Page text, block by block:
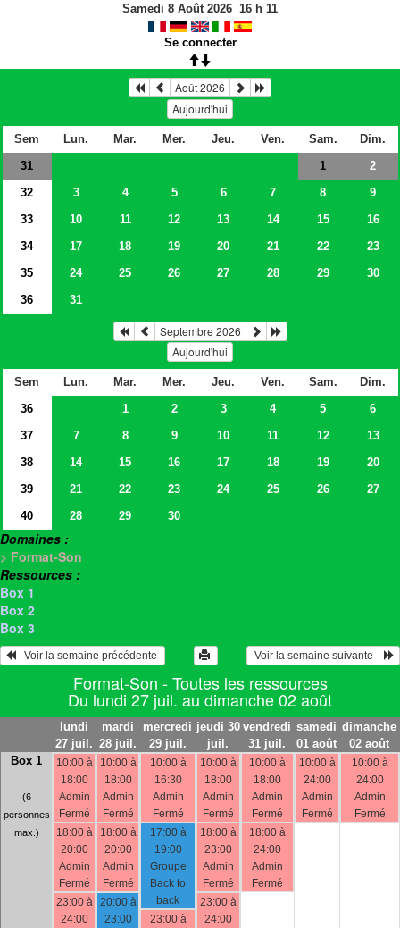
Samedi 8 Août 2026 16 h 11
Se connecter
Août 2026
Aujourd'hui
Sem Lun. Mar. Mer. Jeu. Ven. Sam.
Dim.
31
1
2
32
3 4 5 6 7 8
9
33
10 11 12 13 14 15
16
34
17 18 19 20 21 22
23
35
24 25 26 27 28 29
30
36
31
Septembre 2026
Aujourd'hui
Sem Lun. Mar. Mer. Jeu. Ven. Sam.
Dim.
36
1 2 3 4 5
6
37
7 8 9 10 11 12
13
38
14 15 16 17 18 19
20
39
21 22 23 24 25 26
27
40
28 29 30
Domaines :
> Format-Son
Ressources :
Box 1
Box 2
Box 3
Voir la semaine suivante
Format-Son - Toutes les ressources
Du lundi 27 juil. au dimanche 02 août
lundi
27 juil.
mardi
28 juil.
mercredi
29 juil.
jeudi 30
juil.
vendredi
31 juil.
samedi
01 août
dimanche
02 août
Box 1
(6
personnes
max.)
10:00 à
18:00
Admin
Fermé
18:00 à
20:00
Admin
Fermé
23:00 à
24:00
10:00 à
18:00
Admin
Fermé
18:00 à
20:00
Admin
Fermé
20:00 à
23:00
10:00 à
16:30
Admin
Fermé
17:00 à
19:00
Groupe
Back to
back
23:00 à
10:00 à
18:00
Admin
Fermé
18:00 à
23:00
Admin
Fermé
23:00 à
24:00
10:00 à
18:00
Admin
Fermé
18:00 à
24:00
Admin
Fermé
10:00 à
24:00
Admin
Fermé
10:00 à
24:00
Admin
Fermé